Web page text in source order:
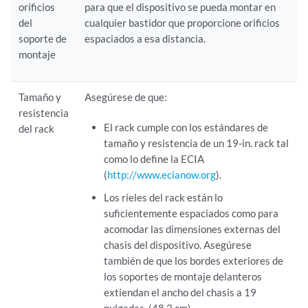
orificios
del
soporte de
montaje
para que el dispositivo se pueda montar en
cualquier bastidor que proporcione orificios
espaciados a esa distancia.
Tamaño y
resistencia
del rack
Asegúrese de que:
El rack cumple con los estándares de
tamaño y resistencia de un 19-in. rack tal
como lo define la ECIA
(http://www.ecianow.org).
Los rieles del rack están lo
suficientemente espaciados como para
acomodar las dimensiones externas del
chasis del dispositivo. Asegúrese
también de que los bordes exteriores de
los soportes de montaje delanteros
extiendan el ancho del chasis a 19